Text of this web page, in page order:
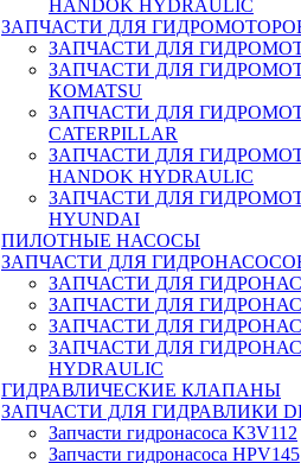
HANDOK HYDRAULIC
ЗАПЧАСТИ ДЛЯ
ЗАПЧАСТИ ДЛЯ
ЗАПЧАСТИ ДЛЯ
KOMATSU
ЗАПЧАСТИ ДЛЯ
CATERPILLAR
ЗАПЧАСТИ ДЛЯ
HANDOK HYDRAULIC
ЗАПЧАСТИ ДЛЯ
HYUNDAI
ПИЛОТНЫЕ НАСОСЫ
ЗАПЧАСТИ ДЛЯ
ЗАПЧАСТИ ДЛЯ
ЗАПЧАСТИ ДЛЯ
ЗАПЧАСТИ ДЛЯ
ЗАПЧАСТИ ДЛЯ
HYDRAULIC
ГИДРАВЛИЧЕСКИЕ КЛАПАНЫ
ЗАПЧАСТИ ДЛЯ ГИДРАВЛИКИ
Запчасти гидронасоса K3V112
Запчасти гидронасоса HPV145